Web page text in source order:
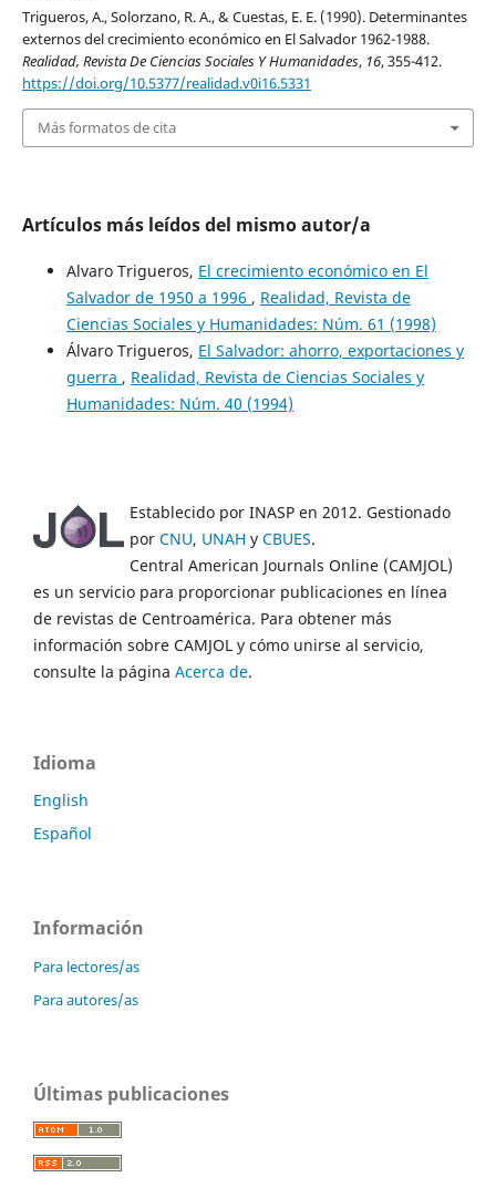
Trigueros, A., Solorzano, R. A., & Cuestas, E. E. (1990). Determinantes
externos del crecimiento económico en El Salvador 1962-1988.
Realidad, Revista De Ciencias Sociales Y Humanidades, 16, 355-412.
https://doi.org/10.5377/realidad.v0i16.5331
Más formatos de cita
Artículos más leídos del mismo autor/a
Alvaro Trigueros, El crecimiento económico en El
Salvador de 1950 a 1996 , Realidad, Revista de
Ciencias Sociales y Humanidades: Núm. 61 (1998)
Álvaro Trigueros, El Salvador: ahorro, exportaciones y
guerra , Realidad, Revista de Ciencias Sociales y
Humanidades: Núm. 40 (1994)
Establecido por INASP en 2012. Gestionado
por CNU, UNAH y CBUES.
Central American Journals Online (CAMJOL)
es un servicio para proporcionar publicaciones en línea
de revistas de Centroamérica. Para obtener más
información sobre CAMJOL y cómo unirse al servicio,
consulte la página Acerca de.
Idioma
English
Español
Información
Para lectores/as
Para autores/as
Últimas publicaciones